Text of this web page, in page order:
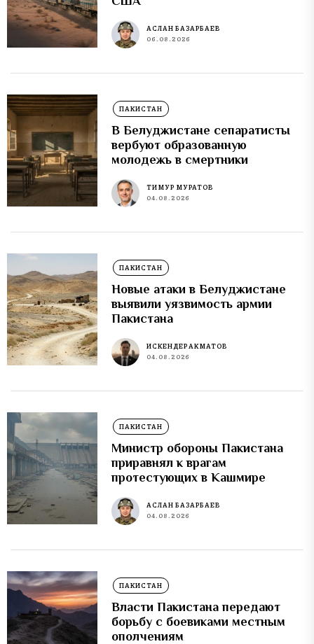
АСЛАН БАЗАРБАЕВ
06.08.2026
ПАКИСТАН
В Белуджистане сепаратисты
вербуют образованную
молодежь в смертники
ТИМУР МУРАТОВ
04.08.2026
ПАКИСТАН
Новые атаки в Белуджистане
выявили уязвимость армии
Пакистана
ИСКЕНДЕР АКМАТОВ
04.08.2026
ПАКИСТАН
Министр обороны Пакистана
приравнял к врагам
протестующих в Кашмире
АСЛАН БАЗАРБАЕВ
04.08.2026
ПАКИСТАН
Власти Пакистана передают
борьбу с боевиками местным
ополчениям